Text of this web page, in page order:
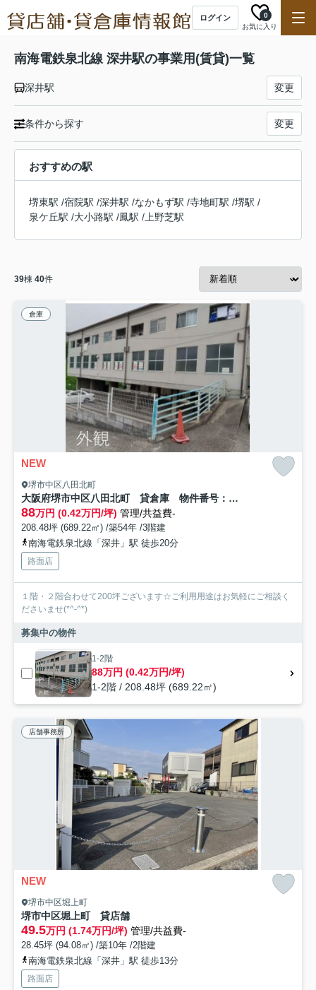
ログイン
お気に入り
0
南海電鉄泉北線 深井駅の事業用(賃貸)一覧
深井駅 変更
条件から探す 変更
おすすめの駅
堺東駅 /宿院駅 /深井駅 /なかもず駅 /寺地町駅 /堺駅 /
泉ケ丘駅 /大小路駅 /鳳駅 / 上野芝駅
39棟 40件
倉庫
NEW
堺市中区八田北町
大阪府堺市中区八田北町 貸倉庫 物件番号：224593
88万円 (0.42万円/坪) 管理/共益費-
208.48坪 (689.22㎡) /築54年 /3階建
南海電鉄泉北線「深井」駅 徒歩20分
路面店
１階・２階合わせて200坪ございます☆ご利用用途はお気軽にご相談く
ださいませ(*^-^*)
募集中の物件
1-2階
88万円 (0.42万円/坪)
1-2階 / 208.48坪 (689.22㎡)
店舗事務所
NEW
堺市中区堀上町
堺市中区堀上町 貸店舗
49.5万円 (1.74万円/坪) 管理/共益費-
28.45坪 (94.08㎡) /築10年 /2階建
南海電鉄泉北線「深井」駅 徒歩13分
路面店